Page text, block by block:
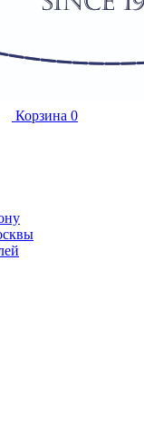
Корзина 0